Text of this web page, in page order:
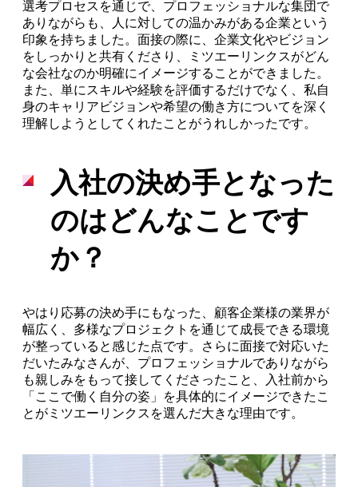
選考プロセスを通じで、プロフェッショナルな集団で
ありながらも、人に対しての温かみがある企業という
印象を持ちました。面接の際に、企業文化やビジョン
をしっかりと共有くださり、ミツエーリンクスがどん
な会社なのか明確にイメージすることができました。
また、単にスキルや経験を評価するだけでなく、私自
身のキャリアビジョンや希望の働き方についてを深く
理解しようとしてくれたことがうれしかったです。
入社の決め手となった
のはどんなことです
か？
やはり応募の決め手にもなった、顧客企業様の業界が
幅広く、多様なプロジェクトを通じて成長できる環境
が整っていると感じた点です。さらに面接で対応いた
だいたみなさんが、プロフェッショナルでありながら
も親しみをもって接してくださったこと、入社前から
「ここで働く自分の姿」を具体的にイメージできたこ
とがミツエーリンクスを選んだ大きな理由です。